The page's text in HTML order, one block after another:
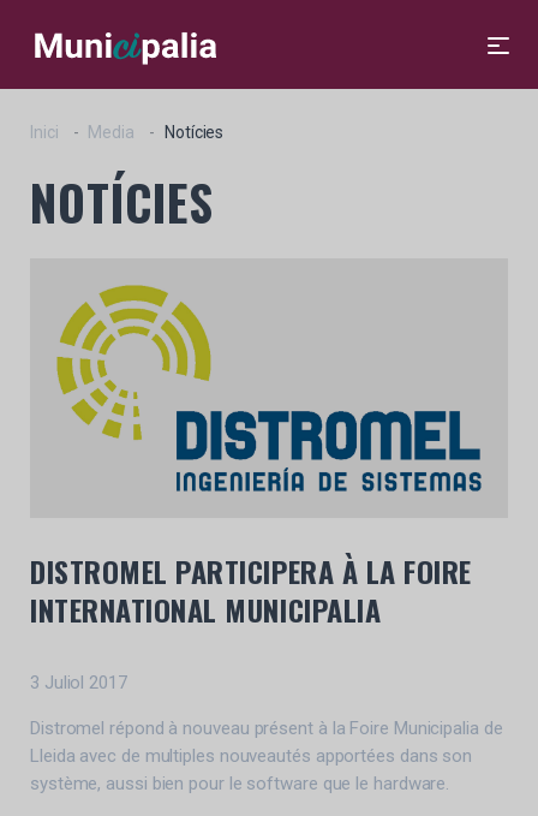
Inici Media Notícies
NOTÍCIES
DISTROMEL PARTICIPERA À LA FOIRE
INTERNATIONAL MUNICIPALIA
3 Juliol 2017
Distromel répond à nouveau présent à la Foire Municipalia de
Lleida avec de multiples nouveautés apportées dans son
système, aussi bien pour le software que le hardware.